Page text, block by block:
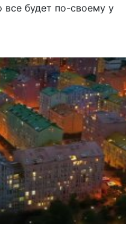
будет по-своему у